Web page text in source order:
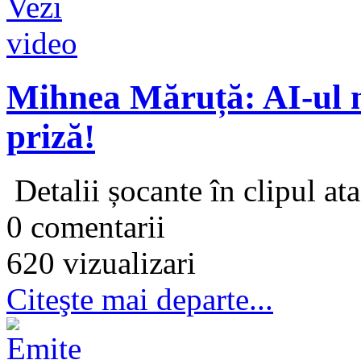
Mihnea Măruță: AI-ul
priză!
Detalii șocante în clipul
0 comentarii
620 vizualizari
Citeşte mai departe...